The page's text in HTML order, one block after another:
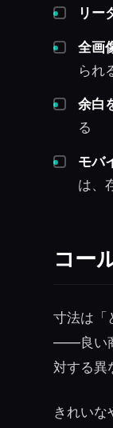
リー
全画
られ
余白
る
モバ
は、
コー
寸法は「
——良い
対する異
きれいな